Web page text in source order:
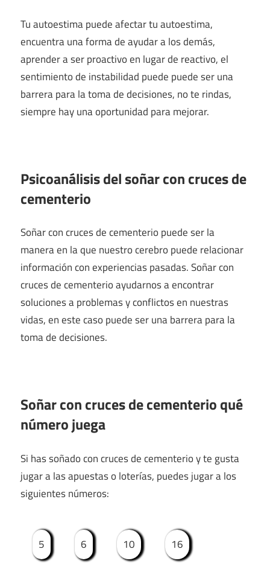
Tu autoestima puede afectar tu autoestima,
encuentra una forma de ayudar a los demás,
aprender a ser proactivo en lugar de reactivo, el
sentimiento de instabilidad puede puede ser una
barrera para la toma de decisiones, no te rindas,
siempre hay una oportunidad para mejorar.
Psicoanálisis del soñar con cruces de
cementerio
Soñar con cruces de cementerio puede ser la
manera en la que nuestro cerebro puede relacionar
información con experiencias pasadas. Soñar con
cruces de cementerio ayudarnos a encontrar
soluciones a problemas y conflictos en nuestras
vidas, en este caso puede ser una barrera para la
toma de decisiones.
Soñar con cruces de cementerio qué
número juega
Si has soñado con cruces de cementerio y te gusta
jugar a las apuestas o loterías, puedes jugar a los
siguientes números:
5 6 10 16